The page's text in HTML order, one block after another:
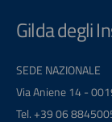
Gilda degli
SEDE NAZIONALE
Via Aniene 14 -
Tel. +39 06